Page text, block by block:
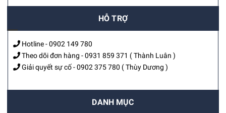
HỖ TRỢ
Hotline -0902 149 780
Theo dõi đơn hàng -0931 859 371 ( Thành Luân )
Giải quyết sự cố -0902 375 780 ( Thùy Dương )
DANH MỤC